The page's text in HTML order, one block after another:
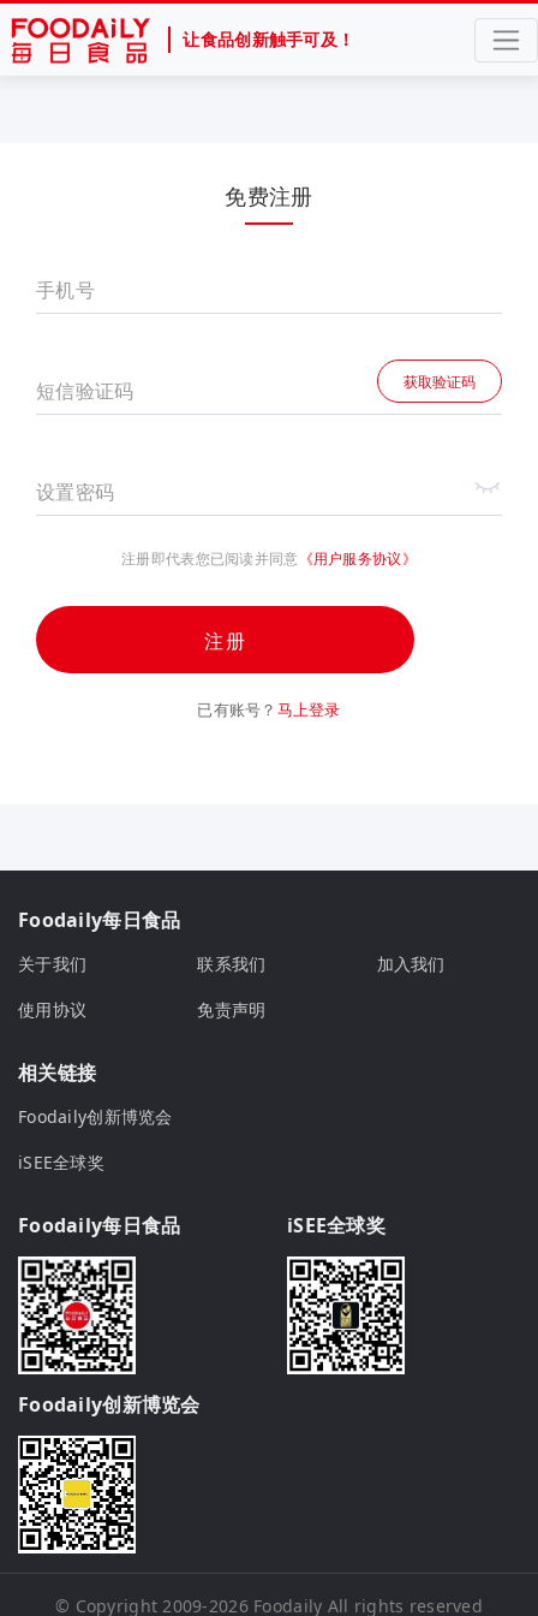
让食品创新触手可及！
免费注册
手机号
短信验证码 获取验证码
设置密码
注册即代表您已阅读并同意 《用户服务协议》
注册
已有账号？ 马上登录
Foodaily每日食品
关于我们 联系我们
加入我们
使用协议
免责声明
相关链接
Foodaily创新博览会
iSEE全球奖
Foodaily每日食品 iSEE全球奖
Foodaily创新博览会
© Copyright 2009-2026 Foodaily All rights reserved